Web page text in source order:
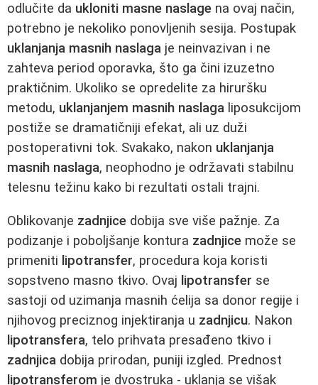
odlučite da ukloniti masne naslage na ovaj način,
potrebno je nekoliko ponovljenih sesija. Postupak
uklanjanja masnih naslaga je neinvazivan i ne
zahteva period oporavka, što ga čini izuzetno
praktičnim. Ukoliko se opredelite za hiruršku
metodu, uklanjanjem masnih naslaga liposukcijom
postiže se dramatičniji efekat, ali uz duži
postoperativni tok. Svakako, nakon uklanjanja
masnih naslaga, neophodno je održavati stabilnu
telesnu težinu kako bi rezultati ostali trajni.
Oblikovanje zadnjice dobija sve više pažnje. Za
podizanje i poboljšanje kontura zadnjice može se
primeniti lipotransfer, procedura koja koristi
sopstveno masno tkivo. Ovaj lipotransfer se
sastoji od uzimanja masnih ćelija sa donor regije i
njihovog preciznog injektiranja u zadnjicu. Nakon
lipotransfera, telo prihvata presađeno tkivo i
zadnjica dobija prirodan, puniji izgled. Prednost
lipotransferom je dvostruka - uklanja se višak